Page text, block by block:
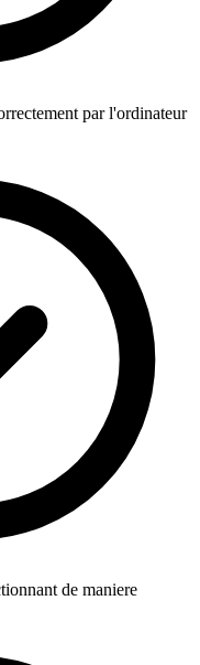
par l'ordinateur
de maniere